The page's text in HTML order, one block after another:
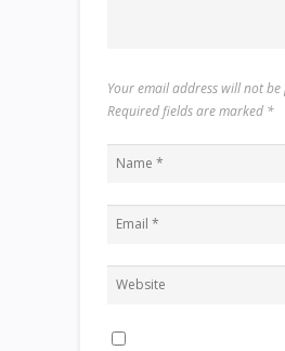
Your email address will not be
Required fields are marked *